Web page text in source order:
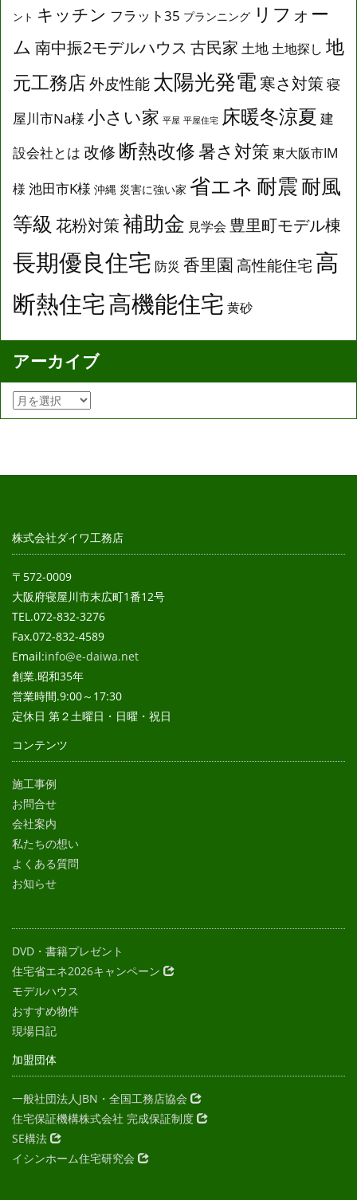
ント キッチン フラット35 プランニング リフォー
ム 南中振2モデルハウス 古民家 土地土地探し 地
元工務店 外皮性能 太陽光発電寒さ対策 寝
屋川市Na様 小さい家 平屋 平屋住宅 床暖冬涼夏 建
設会社とは 改修 断熱改修暑さ対策 東大阪市IM
様 池田市K様 沖縄 災害に強い家 省エネ 耐震耐風
等級 花粉対策補助金 見学会 豊里町モデル棟
長期優良住宅 防災 香里園 高性能住宅 高
断熱住宅高機能住宅 黄砂
アーカイブ
株式会社ダイワ工務店
〒572-0009
大阪府寝屋川市末広町1番12号
TEL.072-832-3276
Fax.072-832-4589
Email:info@e-daiwa.net
創業.昭和35年
営業時間.9:00～17:30
定休日 第２土曜日・日曜・祝日
コンテンツ
施工事例
お問合せ
会社案内
私たちの想い
よくある質問
お知らせ
DVD・書籍プレゼント
住宅省エネ2026キャンペーン
モデルハウス
おすすめ物件
現場日記
加盟団体
一般社団法人JBN・全国工務店協会
住宅保証機構株式会社 完成保証制度
SE構法
イシンホーム住宅研究会